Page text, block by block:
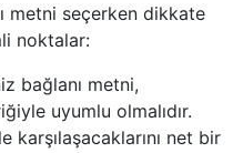
metni seçerken dikkate
noktalar:
bağlanı metni,
uyumlu olmalıdır.
net bir